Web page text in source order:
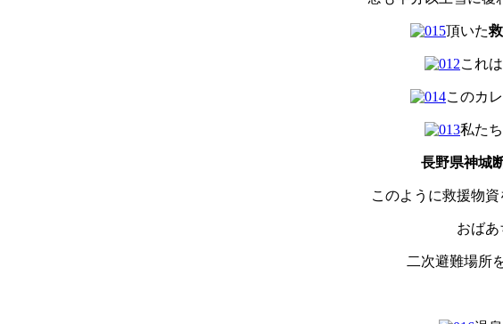
頂いた
これ
このカ
私た
長野県神城
このように救援物
おばあ
二次避難場所